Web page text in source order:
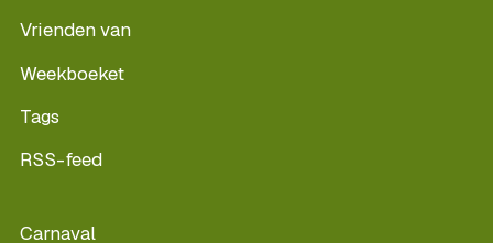
Vrienden van
Weekboeket
Tags
RSS-feed
Carnaval